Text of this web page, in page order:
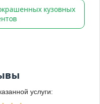
кузовных
услуги: